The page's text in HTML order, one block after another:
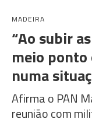
MADEIRA
“Ao subir
meio ponto
numa
Afirma o PAN
reunião com